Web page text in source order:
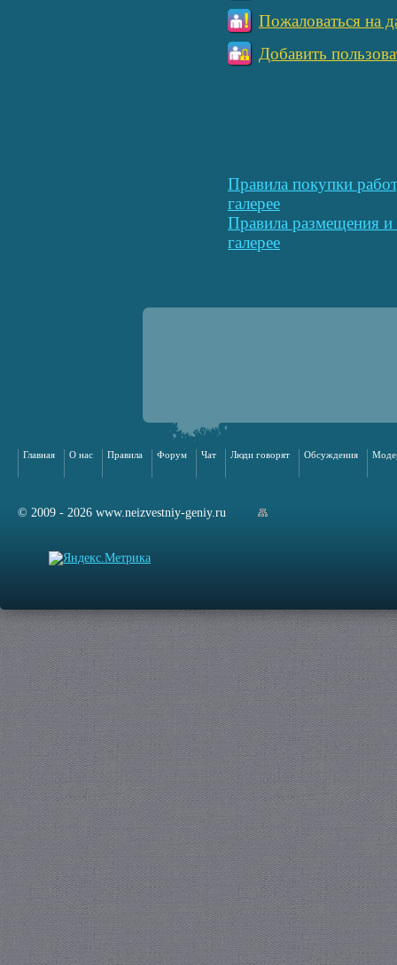
Пожаловаться на
Добавить
Правила покупки
галерее
Правила размещения
галерее
Главная О нас Правила Форум Чат Люди говорят Обсуждения
© 2009 - 2026 www.neizvestniy-geniy.ru
сайта